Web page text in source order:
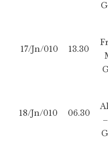
17/Jn/010 13.30
18/Jn/010 06.30